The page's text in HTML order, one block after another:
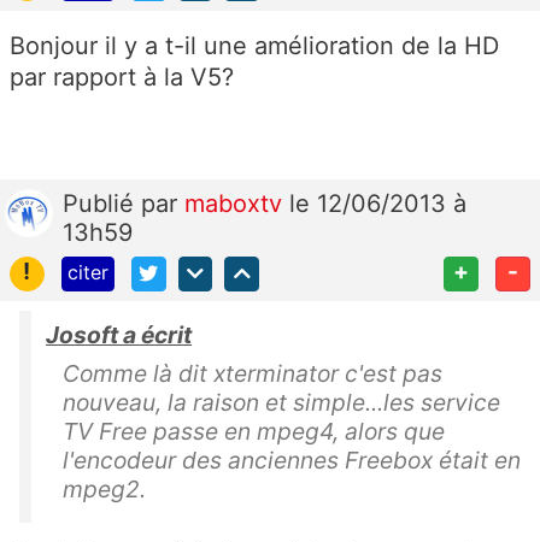
Bonjour il y a t-il une amélioration de la HD
par rapport à la V5?
Publié par maboxtv le 12/06/2013 à
13h59
!
citer + -
Josoft a écrit
Comme là dit xterminator c'est pas
nouveau, la raison et simple...les service
TV Free passe en mpeg4, alors que
l'encodeur des anciennes Freebox était en
mpeg2.